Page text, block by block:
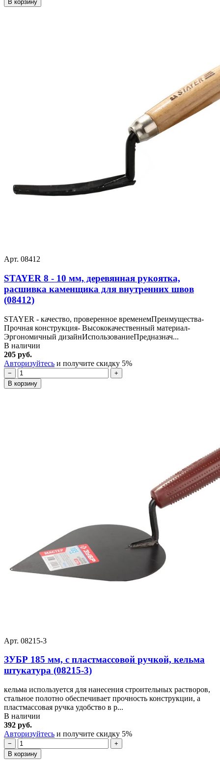
В корзину
Арт. 08412
STAYER 8 - 10 мм, деревянная рукоятка,
расшивка каменщика для внутренних швов
(08412)
STAYER - качество, проверенное временемПреимущества-
Прочная конструкция- Высококачественный материал-
Эргономичный дизайнИспользованиеПредназнач...
В наличии
205 руб.
Авторизуйтесь и получите скидку 5%
−
+
В корзину
Арт. 08215-3
ЗУБР 185 мм, с пластмассовой ручкой, кельма
штукатура (08215-3)
кельма используется для нанесения строительных растворов,
стальное полотно обеспечивает прочность конструкции, а
пластмассовая ручка удобство в р...
В наличии
392 руб.
Авторизуйтесь и получите скидку 5%
−
+
В корзину